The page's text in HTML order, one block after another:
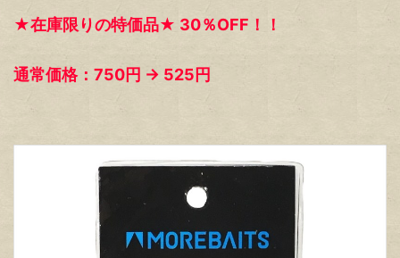
★在庫限りの特価品★ 30％OFF！！
通常価格：750円 → 525円